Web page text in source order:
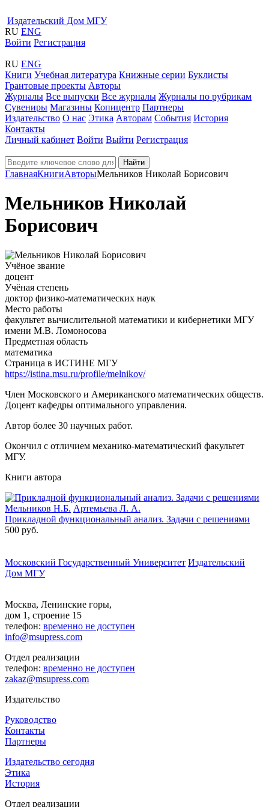
Издательский Дом МГУ
RU ENG
Войти Регистрация
RU ENG
Книги Учебная литература Книжные серии Буклисты
Грантовые проекты Авторы
Журналы Все выпуски Все журналы Журналы по рубрикам
Сувениры Магазины Копицентр Партнеры
Издательство О нас Этика Авторам События История
Контакты
Личный кабинет Войти Выйти Регистрация
Найти
ГлавнаяКнигиАвторыМельников Николай Борисович
Мельников Николай
Борисович
Учёное звание
доцент
Учёная степень
доктор физико-математических наук
Место работы
факультет вычислительной математики и кибернетики МГУ
имени М.В. Ломоносова
Предметная область
математика
Страница в ИСТИНЕ МГУ
https://istina.msu.ru/profile/melnikov/
Член Московского и Американского математических обществ.
Доцент кафедры оптимального управления.
Автор более 30 научных работ.
Окончил с отличием механико-математический факультет
МГУ.
Книги автора
Мельников Н.Б. Артемьева Л. А.
Прикладной функциональный анализ. Задачи с решениями
500 руб.
Московский Государственный Университет Издательский
Дом МГУ
Москва, Ленинские горы,
дом 1, строение 15
телефон: временно не доступен
info@msupress.com
Отдел реализации
телефон: временно не доступен
zakaz@msupress.com
Издательство
Руководство
Контакты
Партнеры
Издательство сегодня
Этика
История
Отдел реализации